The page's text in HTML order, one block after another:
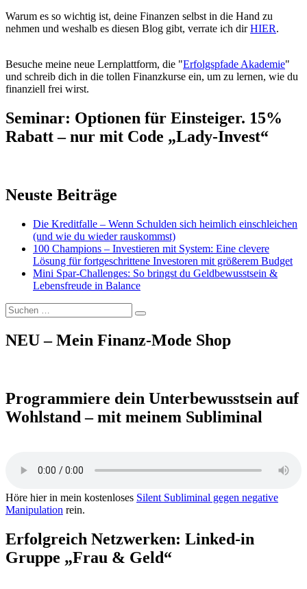
Warum es so wichtig ist, deine Finanzen selbst in die Hand zu
nehmen und weshalb es diesen Blog gibt, verrate ich dirHIER.
Besuche meine neue Lernplattform, die "Erfolgspfade Akademie"
und schreib dich in die tollen Finanzkurse ein, um zu lernen, wie du
finanziell frei wirst.
Seminar: Optionen für Einsteiger. 15%
Rabatt – nur mit Code „Lady-Invest“
Neuste Beiträge
Die Kreditfalle – Wenn Schulden sich heimlich einschleichen
(und wie du wieder rauskommst)
100 Champions – Investieren mit System: Eine clevere
Lösung für fortgeschrittene Investoren mit größerem Budget
Mini Spar-Challenges: So bringst du Geldbewusstsein &
Lebensfreude in Balance
Suchen
nach:
Suchen
NEU – Mein Finanz-Mode Shop
Programmiere dein Unterbewusstsein auf
Wohlstand – mit meinem Subliminal
Höre hier in mein kostenloses Silent Subliminal gegen negative
Manipulation rein.
Erfolgreich Netzwerken: Linked-in
Gruppe „Frau & Geld“